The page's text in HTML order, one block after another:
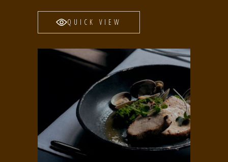
QUICK VIEW